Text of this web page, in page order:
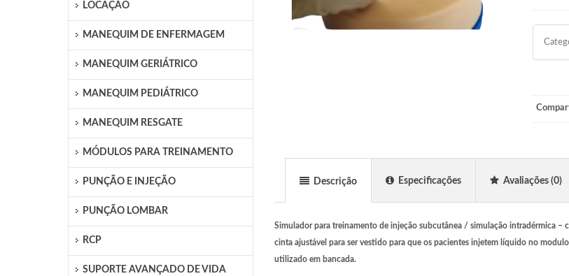
LOCAÇÃO
MANEQUIM DE ENFERMAGEM
MANEQUIM GERIÁTRICO
MANEQUIM PEDIÁTRICO
MANEQUIM RESGATE
MÓDULOS PARA TREINAMENTO
PUNÇÃO E INJEÇÃO
PUNÇÃO LOMBAR
RCP
SUPORTE AVANÇADO DE VIDA
Descrição Especificações Avaliações(0)
Simulador para treinamento de injeção subcutânea / simulação intradérmica –
cinta ajustável para ser vestido para que os pacientes injetem líquido no
utilizado em bancada.